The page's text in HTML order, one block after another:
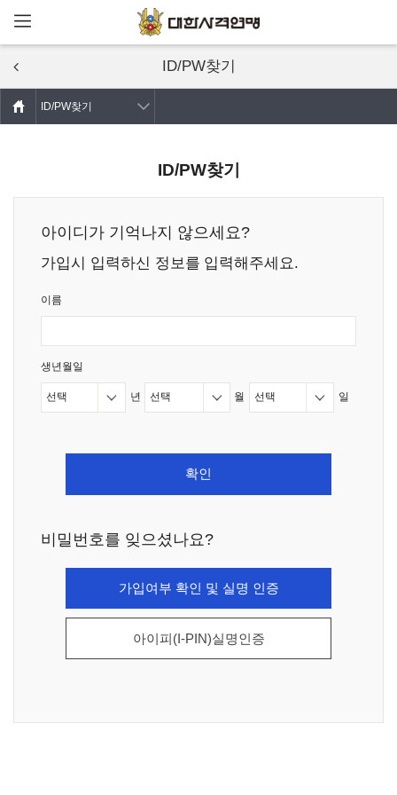
주요콘텐츠로
ID/PW찾기
ID/PW찾기
ID/PW찾기
아이디가 기억나지 않으세요?
가입시 입력하신 정보를 입력해주세요.
이름
생년월일
년 월 일
확인
비밀번호를 잊으셨나요?
가입여부 확인 및 실명 인증
아이피(I-PIN)실명인증